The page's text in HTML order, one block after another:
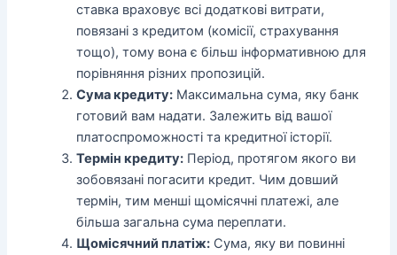
ставка враховує всі додаткові витрати,
повязані з кредитом (комісії, страхування
тощо), тому вона є більш інформативною для
порівняння різних пропозицій.
Сума кредиту: Максимальна сума, яку банк
готовий вам надати. Залежить від вашої
платоспроможності та кредитної історії.
Термін кредиту: Період, протягом якого ви
зобовязані погасити кредит. Чим довший
термін, тим менші щомісячні платежі, але
більша загальна сума переплати.
Щомісячний платіж: Сума, яку ви повинні